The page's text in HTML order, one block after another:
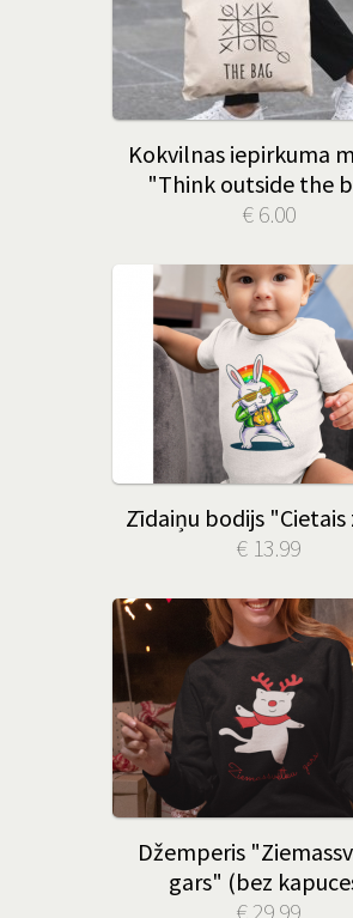
Kokvilnas iepirkuma
"Think outside the
€ 6.00
Zīdaiņu bodijs "Cietais
€ 13.99
Džemperis
gars" (bez
€ 29.99